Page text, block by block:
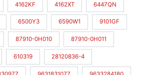
4162KF 4162XT 6447QN
6500Y3 6590W1 9101GF
87910-0H010 87910-0H011
610319 28120836-4